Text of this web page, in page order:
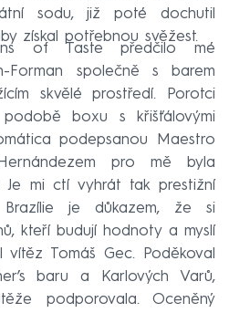
sodu, již poté dochutil
získal potřebnou svěžest.
of Taste předčilo mé
Forman společně s barem
skvělé prostředí. Porotci
boxu s křišťálovými
podepsanou Maestro
pro mě byla
Je mi ctí vyhrát tak prestižní
je důkazem, že si
kteří budují hodnoty a myslí
vítěz Tomáš Gec. Poděkoval
baru a Karlových Varů,
podporovala. Oceněný